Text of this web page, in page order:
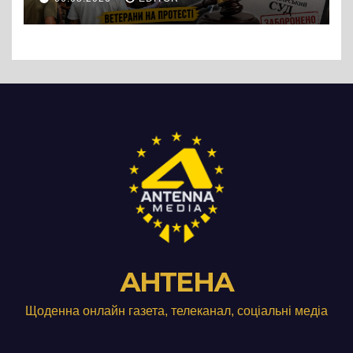
підприємства ТОВ «Омега
Три», що займається
АНТЕНА
Щоденна онлайн газета, телеканал, соціальні медіа